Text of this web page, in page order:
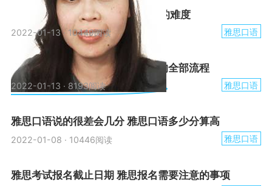
雅思5.5相当于什么水平 雅思7分的难度
2022-01-13· 10449阅读 雅思口语
雅思考试的分类有哪些 雅思考试的全部流程
2022-01-13 · 8193阅读 雅思口语
雅思口语说的很差会几分 雅思口语多少分算高
2022-01-08 · 10446阅读 雅思口语
雅思考试报名截止日期 雅思报名需要注意的事项